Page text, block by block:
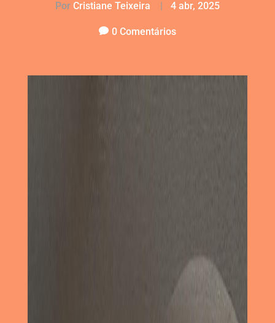
Por Cristiane Teixeira | 4 abr, 2025
0 Comentários